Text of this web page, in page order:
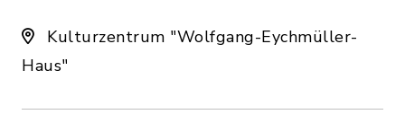
Kulturzentrum "Wolfgang-Eychmüller-
Haus"